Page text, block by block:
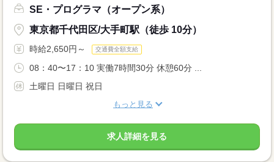
SE・プログラマ（オープン系）
東京都千代田区/大手町駅（徒歩 10分）
時給2,650円～ 交通費全額支給
08：40〜17：10 実働7時間30分 休憩60分 ...
土曜日 日曜日 祝日
もっと見る
求人詳細を見る